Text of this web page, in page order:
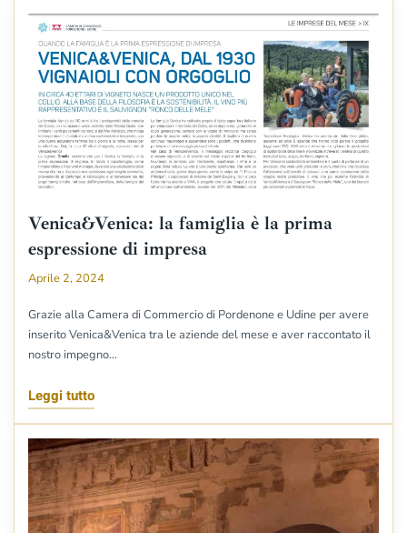
Venica&Venica: la famiglia è la prima
espressione di impresa
Aprile 2, 2024
Grazie alla Camera di Commercio di Pordenone e Udine per avere
inserito Venica&Venica tra le aziende del mese e aver raccontato il
nostro impegno…
Leggi tutto